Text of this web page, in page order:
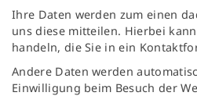
Ihre Daten werden zum einen
uns diese mitteilen. Hierbei
handeln, die Sie in ein
Andere Daten werden
Einwilligung beim Besuch der